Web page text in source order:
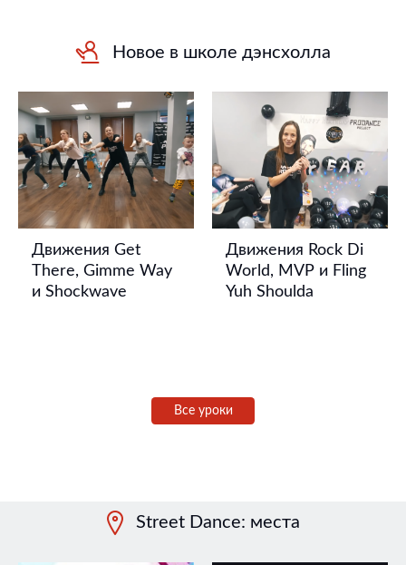
Новое в школе дэнсхолла
Движения Get
There, Gimme Way
и Shockwave
Движения Rock Di
World, MVP и Fling
Yuh Shoulda
Все уроки
Street Dance: места